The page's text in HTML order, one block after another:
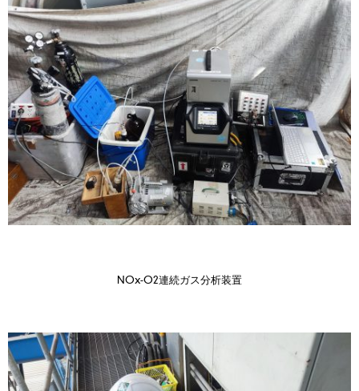
NOx-O2連続ガス分析装置